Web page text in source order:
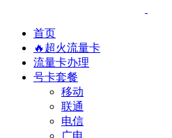
首页
🔥超火流量卡
流量卡办理
号卡套餐
移动
联通
电信
广电